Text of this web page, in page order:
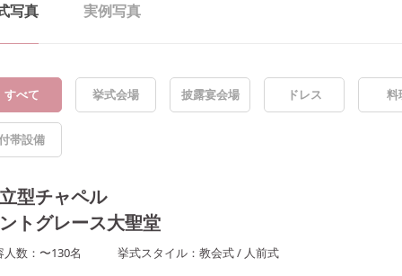
写真 実例写真
すべて 挙式会場 披露宴会場 ドレス 料
帯設備
型チャペル
トグレース大聖堂
数： 〜130名 挙式スタイル： 教会式/ 人前式